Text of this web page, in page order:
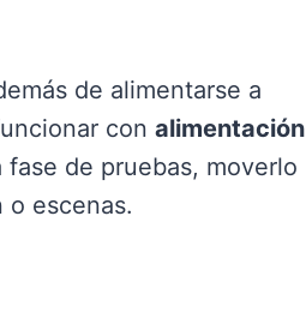
de alimentarse a
conalimentación
de pruebas, moverlo
escenas.